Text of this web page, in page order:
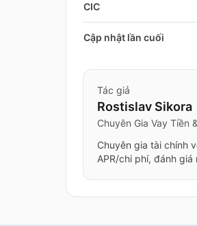
CIC
Cập nhật lần cuối
Tác giả
Rostislav Sikora
Chuyên Gia Vay Tiền
Chuyên gia tài chính
APR/chi phí, đánh